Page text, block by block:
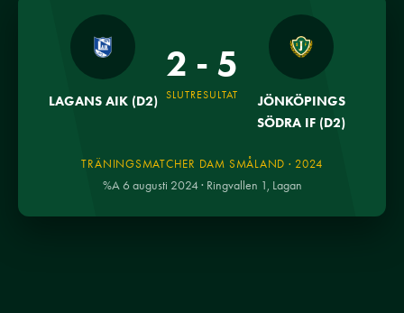
LAGANS AIK (D2)
2 - 5
SLUTRESULTAT
JÖNKÖPINGS
SÖDRA IF (D2)
TRÄNINGSMATCHER DAM SMÅLAND · 2024
%A 6 augusti 2024 · Ringvallen 1, Lagan